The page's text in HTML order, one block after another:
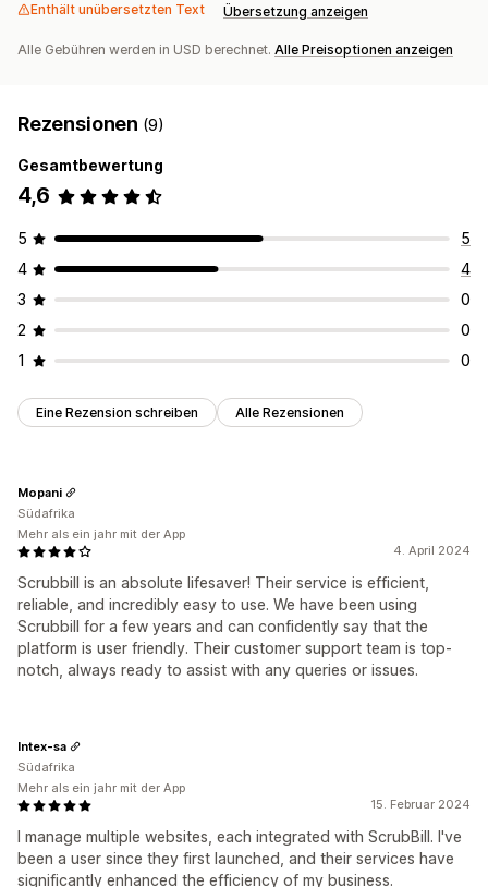
Enthält unübersetzten Text Übersetzung anzeigen
Alle Gebühren werden in USD berechnet. Alle Preisoptionen anzeigen
Rezensionen (9)
Gesamtbewertung
4,6
5
5
4
4
3
0
2
0
1
0
Eine Rezension schreiben Alle Rezensionen
4. April 2024
Scrubbill is an absolute lifesaver! Their service is efficient,
reliable, and incredibly easy to use. We have been using
Scrubbill for a few years and can confidently say that the
platform is user friendly. Their customer support team is top-
notch, always ready to assist with any queries or issues.
Mopani
Südafrika
Mehr als ein jahr mit der App
15. Februar 2024
I manage multiple websites, each integrated with ScrubBill. I've
been a user since they first launched, and their services have
significantly enhanced the efficiency of my business.
Intex-sa
Südafrika
Mehr als ein jahr mit der App